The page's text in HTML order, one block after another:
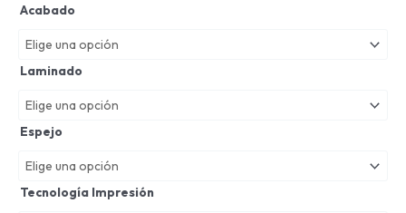
Acabado
Laminado
Espejo
Tecnología Impresión